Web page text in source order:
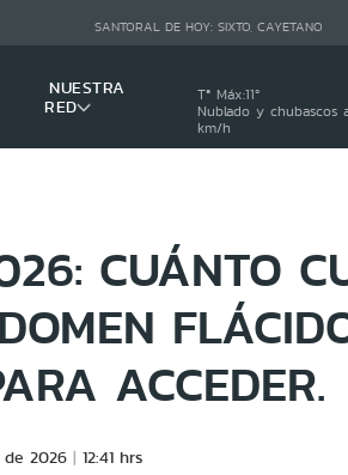
SANTORAL DE HOY: SIXTO, CAYETANO
NUESTRA
RED
Tª Máx:11º
Nublado y
km/h
CUÁNTO
ACCEDER.
2026 12:41 hrs